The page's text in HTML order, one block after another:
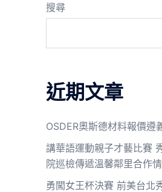
搜尋
近期文章
OSDER奧斯德材料報價遵
講華語運動親子才藝比賽
院巡檢傳遞溫馨鄰里合作情
勇闖女王杯決賽 前美台北